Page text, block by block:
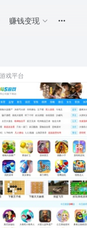
赚钱变现
戏平台